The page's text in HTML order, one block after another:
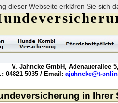
dieser Webseite erklären Sie sich
in Ihrer
V. Jahncke GmbH, Adenauerallee
04821 5035 / Email: ajahncke@t-